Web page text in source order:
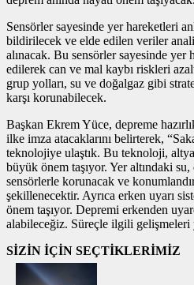
Sensörler sayesinde yer hareketleri
bildirilecek ve elde edilen veriler
alınacak. Bu sensörler sayesinde
edilerek can ve mal kaybı riskleri
grup yolları, su ve doğalgaz gibi
karşı korunabilecek.
Başkan Ekrem Yüce, depreme
ilke imza atacaklarını belirterek,
teknolojiye ulaştık. Bu teknoloji,
büyük önem taşıyor. Yer altındaki
sensörlerle korunacak ve
şekillenecektir. Ayrıca erken uyarı
önem taşıyor. Depremi erkenden
alabileceğiz. Süreçle ilgili gelişmeleri
SİZİN İÇİN SEÇTİKLERİMİZ